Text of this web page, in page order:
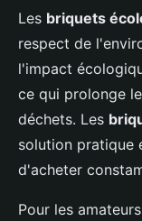
Les briquets
respect de
l'impact
ce qui prolonge
déchets. Les
solution pratique
d'acheter
Pour les